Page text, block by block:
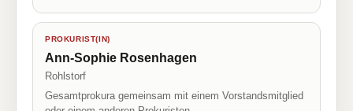
PROKURIST(IN)
Ann-Sophie Rosenhagen
Rohlstorf
Gesamtprokura gemeinsam mit einem Vorstandsmitglied